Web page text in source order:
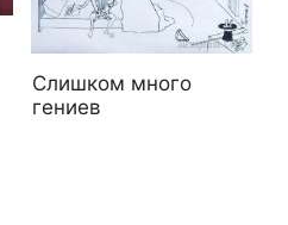
Слишком много
гениев